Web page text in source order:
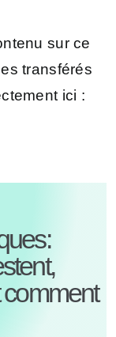
sur ce
transférés
ici :
comment